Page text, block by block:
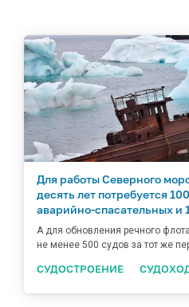
Для работы Северного
десять лет потребуется
аварийно-спасательных и
А для обновления речного
не менее 500 судов за тот же
СУДОСТРОЕНИЕ